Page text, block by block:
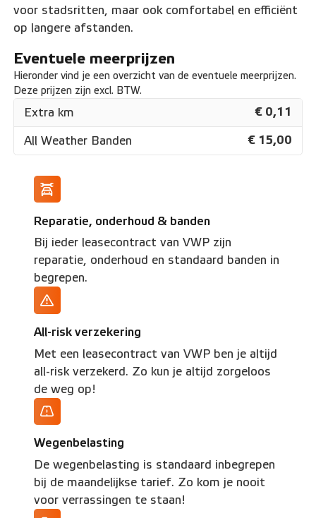
voor stadsritten, maar ook comfortabel en efficiënt
op langere afstanden.
Eventuele meerprijzen
Hieronder vind je een overzicht van de eventuele meerprijzen.
Deze prijzen zijn excl. BTW.
Extra km € 0,11
All Weather Banden € 15,00
Reparatie, onderhoud & banden
Bij ieder leasecontract van VWP zijn
reparatie, onderhoud en standaard banden in
begrepen.
All-risk verzekering
Met een leasecontract van VWP ben je altijd
all-risk verzekerd. Zo kun je altijd zorgeloos
de weg op!
Wegenbelasting
De wegenbelasting is standaard inbegrepen
bij de maandelijkse tarief. Zo kom je nooit
voor verrassingen te staan!